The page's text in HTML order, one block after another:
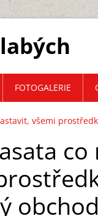
všemi
FOTOGALERIE